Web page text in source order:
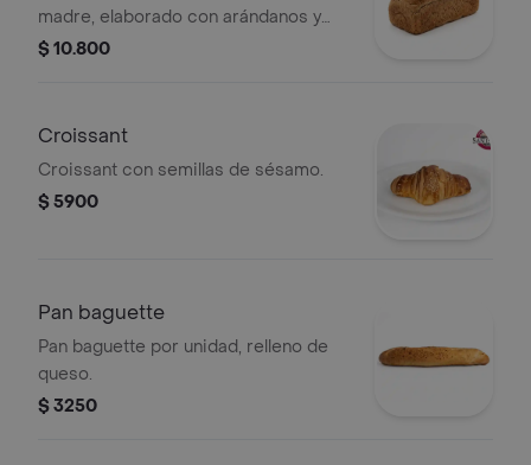
madre, elaborado con arándanos y
nuez, suave por dentro y con un sabor
disfrutar en cualquier momento del
$ 10.800
Croissant
Croissant con semillas de sésamo.
$ 5900
Pan baguette
Pan baguette por unidad, relleno de
queso.
$ 3250